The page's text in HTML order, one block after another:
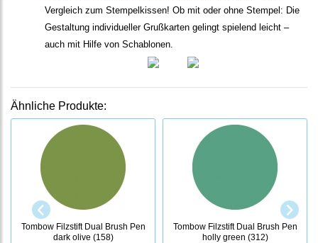
Vergleich zum Stempelkissen! Ob mit oder ohne Stempel: Die
Gestaltung individueller Grußkarten gelingt spielend leicht –
auch mit Hilfe von Schablonen.
Ähnliche Produkte:
Tombow Filzstift Dual Brush Pen
dark olive (158)
Tombow Filzstift Dual Brush Pen
holly green (312)